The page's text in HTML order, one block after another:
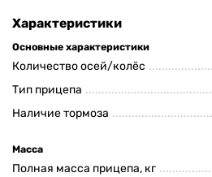
Характеристики
Основные характеристики
Количество осей/колёс
Тип прицепа
Наличие тормоза
Масса
Полная масса прицепа, кг